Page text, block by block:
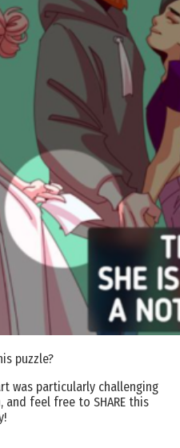
puzzle?
was particularly challenging
feel free to SHARE this